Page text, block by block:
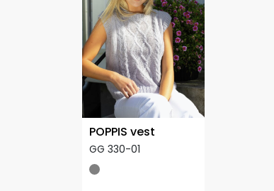
POPPIS vest
GG 330-01